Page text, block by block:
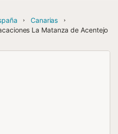
Canarias
La Matanza de Acentejo